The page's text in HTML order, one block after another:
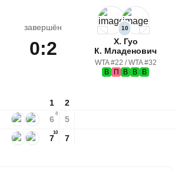
завершён
0:2
10
Х. Гуо
К. Младенович
WTA #22 / WTA #32
В
П В В В
1
6
8
7
10
2
5
7